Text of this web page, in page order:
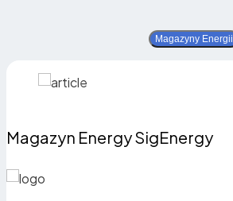
Magazyny Energii
Magazyn Energy SigEnergy